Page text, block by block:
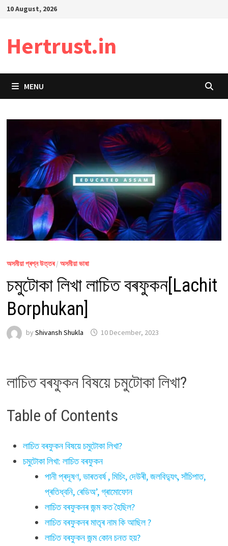
Skip10 August, 2026
Hertrust.in
MENU
অসমীয়া প্ৰশ্ন উত্তৰ/ অসমীয়া ভাষা
চমুটোকা লিখা লাচিত বৰফুকন[Lachit
Borphukan]
by Shivansh Shukla 10 December, 2023
লাচিত বৰফুকন বিষয়ে চমুটোকা লিখা?
Table of Contents
লাচিত বৰফুকন বিষয়ে চমুটোকা লিখা?
চমুটোকা লিখা: লাচিত বৰফুকন
পানী প্ৰদূষণ, ভাৰতবৰ্ষ , মিচিং, দেউৰী, জলবিদ্যুৎ, সাঁচিপাত,
প্ৰতিধ্বনি, ৰেডিঅ’, গ্ৰামোফোন
লাচিত বৰফুকনৰ জন্ম কত হৈছিল?
লাচিত বৰফুকনৰ মাতৃৰ নাম কি আছিল ?
লাচিত বৰফুকন জন্ম কোন চনত হয়?